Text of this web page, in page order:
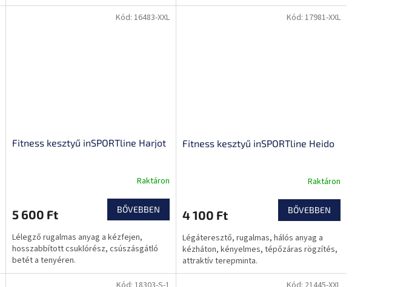
Fitness kesztyű inSPORTline Harjot
Raktáron
5 600 Ft BŐVEBBEN
Lélegző rugalmas anyag a kézfejen,
hosszabbított csuklórész, csúszásgátló
betét a tenyéren.
Kód: 16483-XXL
Fitness kesztyű inSPORTline Heido
Raktáron
4 100 Ft BŐVEBBEN
Légáteresztő, rugalmas, hálós anyag a
kézháton, kényelmes, tépőzáras rögzítés,
attraktív terepminta.
Kód: 17981-XXL